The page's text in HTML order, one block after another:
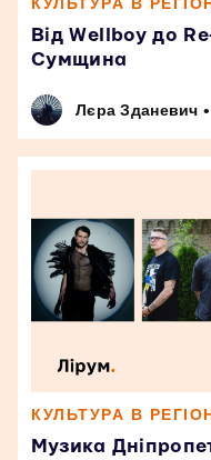
Від Wellboy до
Сумщина
Лєра Зданевич •
КУЛЬТУРА В
Музика